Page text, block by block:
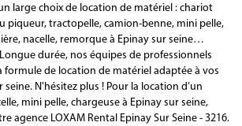
large choix de location de matériel : chariot
piqueur, tractopelle, camion-benne, mini pelle,
nacelle, remorque à Epinay sur seine…
durée, nos équipes de professionnels
formule de location de matériel adaptée à vos
seine. N'hésitez plus ! Pour la location d’un
mini pelle, chargeuse à Epinay sur seine,
agence LOXAM Rental Epinay Sur Seine - 3216.